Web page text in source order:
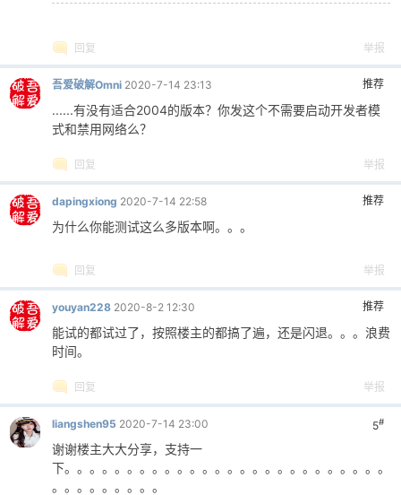
回复 举报
推荐
吾爱破解Omni 2020-7-14 23:13
......有没有适合2004的版本？你发这个不需要启动开发者模
式和禁用网络么？
回复 举报
推荐
dapingxiong 2020-7-14 22:58
为什么你能测试这么多版本啊。。。
回复 举报
推荐
youyan228 2020-8-2 12:30
能试的都试过了，按照楼主的都搞了遍，还是闪退。。。浪费
时间。
回复 举报
5#
liangshen95 2020-7-14 23:00
谢谢楼主大大分享，支持一
下。。。。。。。。。。。。。。。。。。。。。。。。。。
。。。。。。。。。